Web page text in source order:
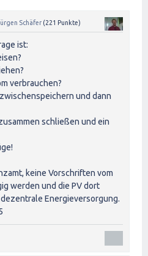
Schäfer (221 Punkte)
ist:
verbrauchen?
und dann
schließen und ein
keine Vorschriften vom
werden und die PV dort
Energieversorgung.